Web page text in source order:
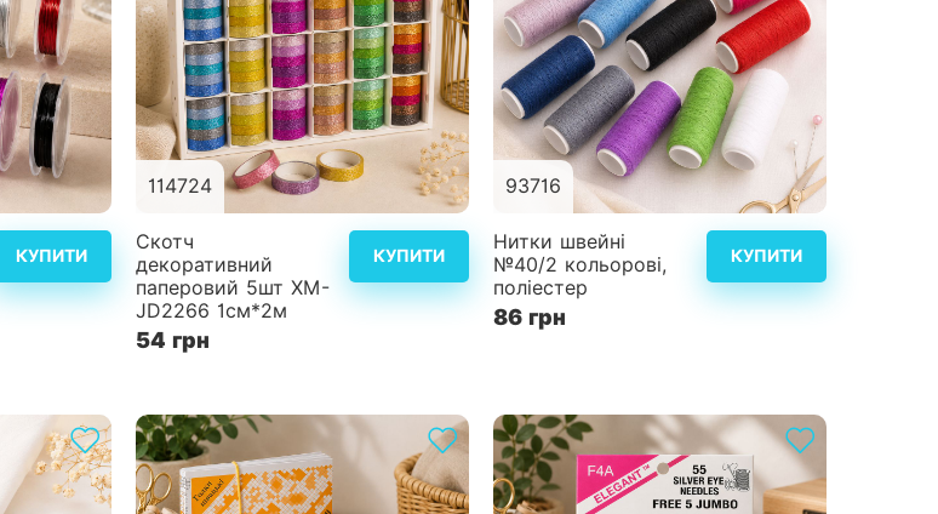
КУПИТИ
114724
Скотч
декоративний
паперовий 5шт XM-
JD2266 1см*2м
54 грн
КУПИТИ
93716
Нитки швейні
№40/2 кольорові,
поліестер
86 грн
КУПИТИ